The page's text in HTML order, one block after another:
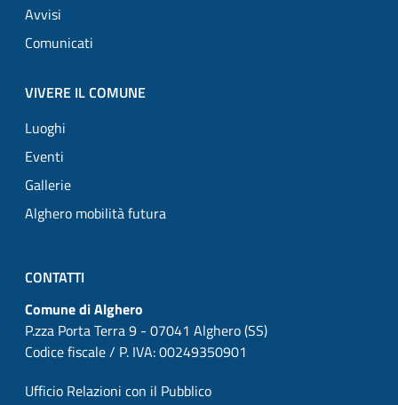
Avvisi
Comunicati
VIVERE IL COMUNE
Luoghi
Eventi
Gallerie
Alghero mobilità futura
CONTATTI
Comune di Alghero
P.zza Porta Terra 9 - 07041 Alghero (SS)
Codice fiscale / P. IVA: 00249350901
Ufficio Relazioni con il Pubblico